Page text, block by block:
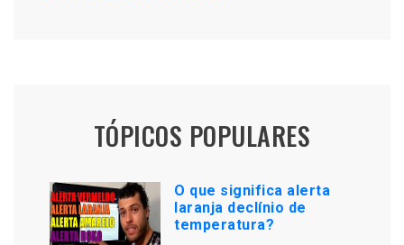
TÓPICOS POPULARES
O que significa alerta
laranja declínio de
temperatura?